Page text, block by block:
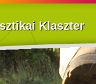
Klaszter